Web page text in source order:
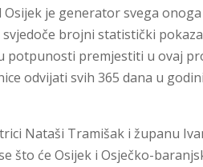
je generator svega
brojni statistički
potpunosti premjestiti u ovaj
odvijati svih 365 dana u
Nataši Tramišak i županu
što će Osijek i Osječko-